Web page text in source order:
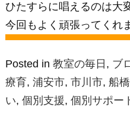
ひたすらに唱えるのは大
今回もよく頑張ってくれ
Posted in 教室の毎日 , ブ
療育, 浦安市, 市川市, 船
い, 個別支援, 個別サポー